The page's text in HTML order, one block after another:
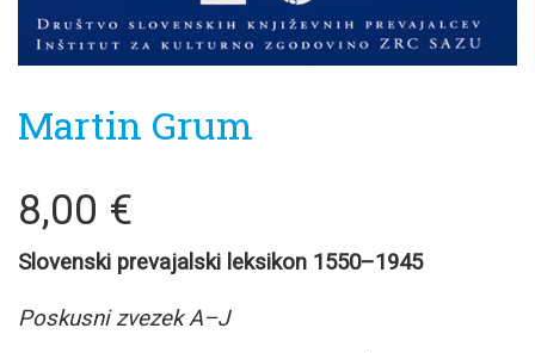
Martin Grum
8,00 €
Slovenski prevajalski leksikon 1550–1945
Poskusni zvezek A–J